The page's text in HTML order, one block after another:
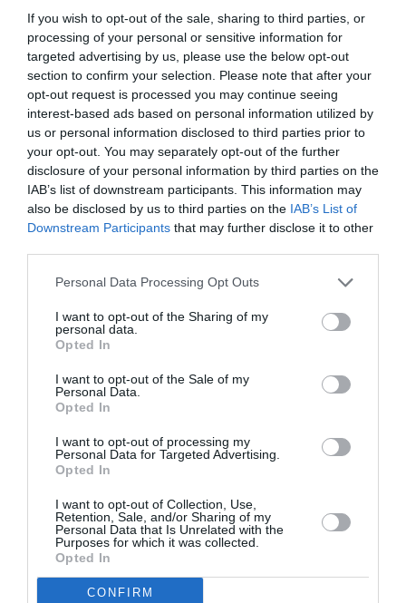
If you wish to opt-out of the sale, sharing to third parties, or
processing of your personal or sensitive information for
targeted advertising by us, please use the below opt-out
section to confirm your selection. Please note that after your
opt-out request is processed you may continue seeing
interest-based ads based on personal information utilized by
us or personal information disclosed to third parties prior to
your opt-out. You may separately opt-out of the further
disclosure of your personal information by third parties on the
IAB’s list of downstream participants. This information may
also be disclosed by us to third parties on the IAB’s List of
Downstream Participants that may further disclose it to other
Personal Data Processing Opt Outs
I want to opt-out of the Sharing of my
personal data.
Opted In
I want to opt-out of the Sale of my
Personal Data.
Opted In
I want to opt-out of processing my
Personal Data for Targeted Advertising.
Opted In
I want to opt-out of Collection, Use,
Retention, Sale, and/or Sharing of my
Personal Data that Is Unrelated with the
Purposes for which it was collected.
Opted In
CONFIRM
Μπέτυ Μπαζιάνα: Με skinny jeans
και δερμάτινο τζάκετ στη
θεατρική της έξοδο με τον Αλέξη